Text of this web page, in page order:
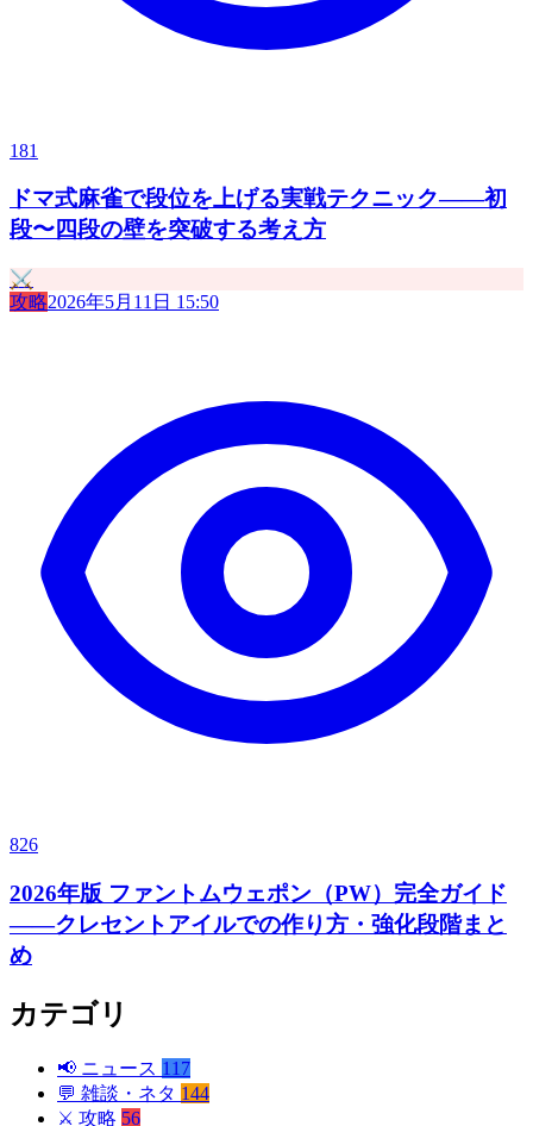
181
ドマ式麻雀で段位を上げる実戦テクニック——初
段〜四段の壁を突破する考え方
⚔️
攻略2026年5月11日 15:50
826
2026年版 ファントムウェポン（PW）完全ガイド
——クレセントアイルでの作り方・強化段階まと
め
カテゴリ
📢 ニュース 117
💬 雑談・ネタ 144
⚔️ 攻略 56